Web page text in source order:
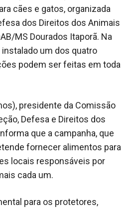
cães e gatos, organizada
dos Direitos dos Animais
MS Dourados Itaporã. Na
um dos quatro
podem ser feitas em toda
presidente da Comissão
Defesa e Direitos dos
que a campanha, que
fornecer alimentos para
locais responsáveis por
cada um.
para os protetores,